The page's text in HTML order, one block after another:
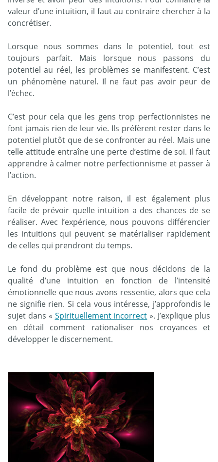
valeur d’une intuition, il faut au contraire chercher à la
concrétiser.
Lorsque nous sommes dans le potentiel, tout est
toujours parfait. Mais lorsque nous passons du
potentiel au réel, les problèmes se manifestent. C’est
un phénomène naturel. Il ne faut pas avoir peur de
l’échec.
C’est pour cela que les gens trop perfectionnistes ne
font jamais rien de leur vie. Ils préfèrent rester dans le
potentiel plutôt que de se confronter au réel. Mais une
telle attitude entraîne une perte d’estime de soi. Il faut
apprendre à calmer notre perfectionnisme et passer à
l’action.
En développant notre raison, il est également plus
facile de prévoir quelle intuition a des chances de se
réaliser. Avec l’expérience, nous pouvons différencier
les intuitions qui peuvent se matérialiser rapidement
de celles qui prendront du temps.
Le fond du problème est que nous décidons de la
qualité d’une intuition en fonction de l’intensité
émotionnelle que nous avons ressentie, alors que cela
ne signifie rien. Si cela vous intéresse, j’approfondis le
sujet dans « Spirituellement incorrect ». J’explique plus
en détail comment rationaliser nos croyances et
développer le discernement.